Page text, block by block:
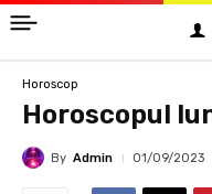
Horoscop
Horoscopul
By Admin 01/09/2023